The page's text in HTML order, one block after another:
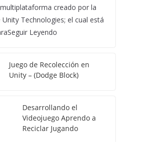
creado por la
Technologies; el cual está
Leyendo
Juego de Recolección en
Unity – (Dodge Block)
Desarrollando el
Videojuego Aprendo a
Reciclar Jugando